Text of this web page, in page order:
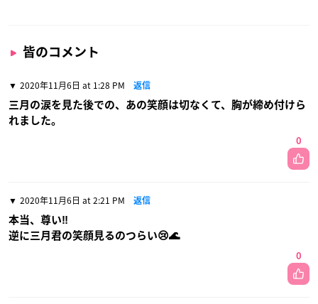
皆のコメント
2020年11月6日 at 1:28 PM 返信
三月の涙を見た後での、あの笑顔は切なくて、胸が締め付けら
れました。
0
2020年11月6日 at 2:21 PM 返信
本当、尊い‼️
逆に三月君の笑顔見るのつらい😢🌊
0